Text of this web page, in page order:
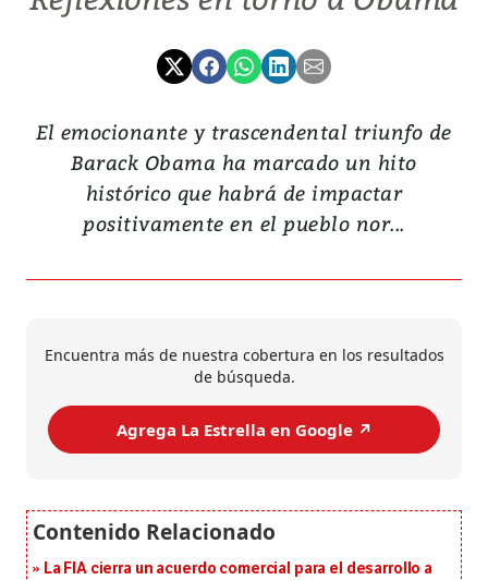
El emocionante y trascendental triunfo de
Barack Obama ha marcado un hito
histórico que habrá de impactar
positivamente en el pueblo nor...
Encuentra más de nuestra cobertura en los resultados
de búsqueda.
Agrega La Estrella en Google ↗️
La FIA cierra un acuerdo comercial para el desarrollo a